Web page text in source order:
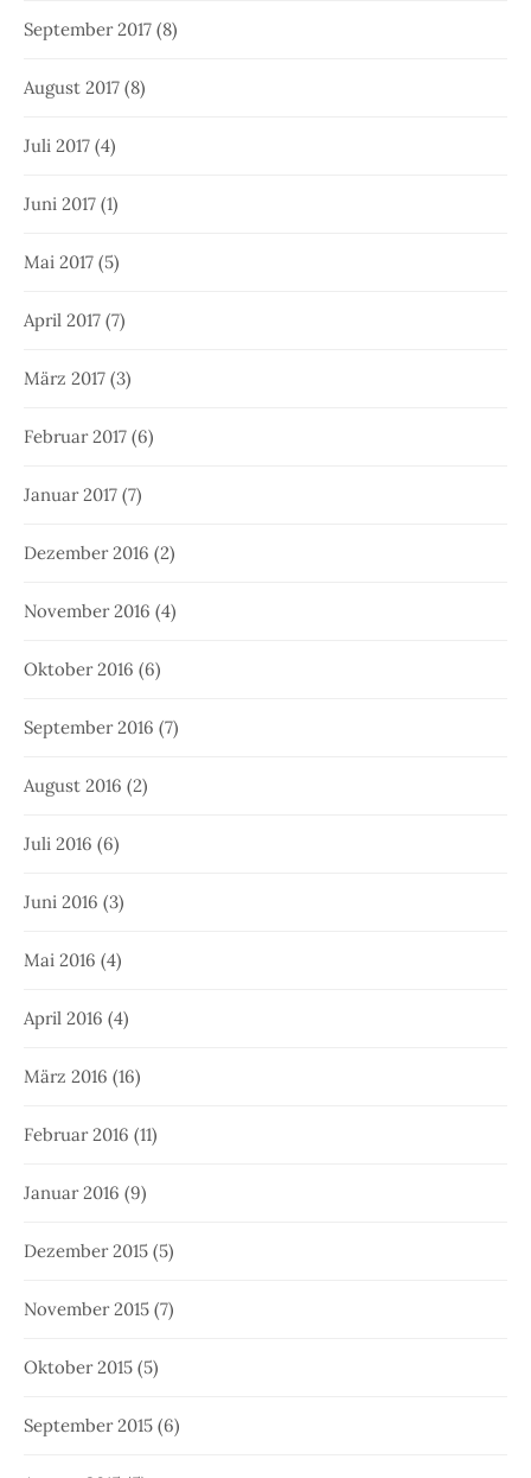
September 2017 (8)
August 2017 (8)
Juli 2017 (4)
Juni 2017 (1)
Mai 2017 (5)
April 2017 (7)
März 2017 (3)
Februar 2017 (6)
Januar 2017 (7)
Dezember 2016 (2)
November 2016 (4)
Oktober 2016 (6)
September 2016 (7)
August 2016 (2)
Juli 2016 (6)
Juni 2016 (3)
Mai 2016 (4)
April 2016 (4)
März 2016 (16)
Februar 2016 (11)
Januar 2016 (9)
Dezember 2015 (5)
November 2015 (7)
Oktober 2015 (5)
September 2015 (6)